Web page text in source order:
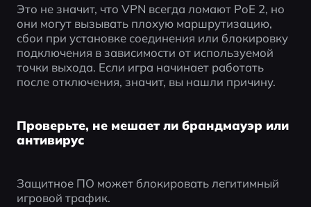
Это не значит, что VPN всегда ломают PoE 2, но
они могут вызывать плохую маршрутизацию,
сбои при установке соединения или блокировку
подключения в зависимости от используемой
точки выхода. Если игра начинает работать
после отключения, значит, вы нашли причину.
Проверьте, не мешает ли брандмауэр или
антивирус
Защитное ПО может блокировать легитимный
игровой трафик.